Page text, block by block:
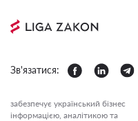
Зв'язатися:
забезпечує український бізнес
інформацією, аналітикою та